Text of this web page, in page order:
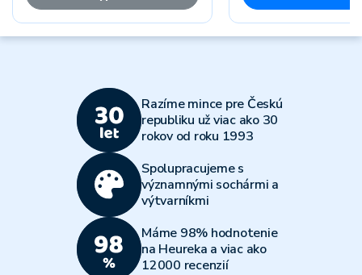
Razíme mince pre Českú
republiku už viac ako 30
rokov od roku 1993
Spolupracujeme s
významnými sochármi a
výtvarníkmi
Máme 98% hodnotenie
na Heureka a viac ako
12000 recenzií